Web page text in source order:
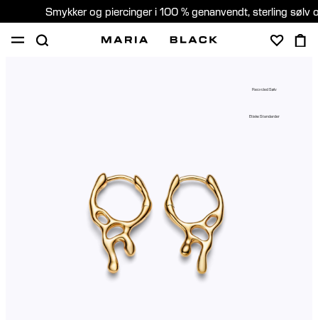
Smykker og piercinger i 100 % genanvendt, sterling sølv
Recycled Sølv
Etiske Standarder